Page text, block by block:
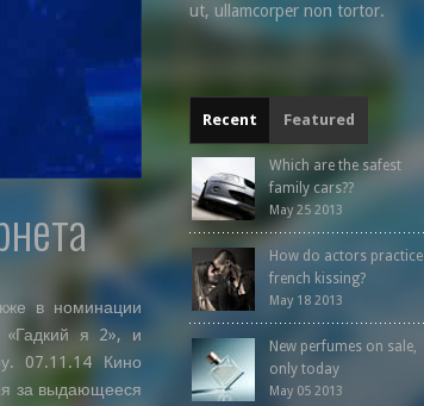
в номинации
«Гадкий я 2», и
07.11.14 Кино
за выдающееся
ut, ullamcorper non tortor.
Recent Featured
Which are the safest
family cars??
May 25 2013
How do actors practice
french kissing?
May 18 2013
New perfumes on sale,
only today
May 05 2013